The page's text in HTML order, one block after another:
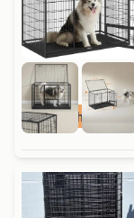
Outlet hengelo